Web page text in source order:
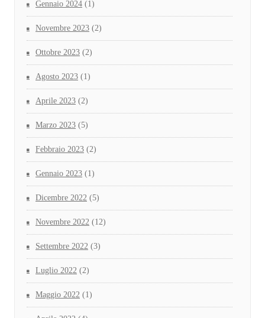
Gennaio 2024 (1)
Novembre 2023 (2)
Ottobre 2023 (2)
Agosto 2023 (1)
Aprile 2023 (2)
Marzo 2023 (5)
Febbraio 2023 (2)
Gennaio 2023 (1)
Dicembre 2022 (5)
Novembre 2022 (12)
Settembre 2022 (3)
Luglio 2022 (2)
Maggio 2022 (1)